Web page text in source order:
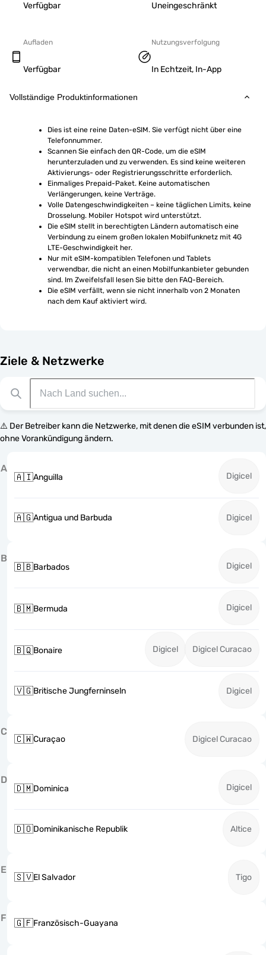
Verfügbar Uneingeschränkt
Aufladen
Verfügbar
Nutzungsverfolgung
In Echtzeit, In-App
Vollständige Produktinformationen
Dies ist eine reine Daten-eSIM. Sie verfügt nicht über eine
Telefonnummer.
Scannen Sie einfach den QR-Code, um die eSIM
herunterzuladen und zu verwenden. Es sind keine weiteren
Aktivierungs- oder Registrierungsschritte erforderlich.
Einmaliges Prepaid-Paket. Keine automatischen
Verlängerungen, keine Verträge.
Volle Datengeschwindigkeiten – keine täglichen Limits, keine
Drosselung. Mobiler Hotspot wird unterstützt.
Die eSIM stellt in berechtigten Ländern automatisch eine
Verbindung zu einem großen lokalen Mobilfunknetz mit 4G
LTE-Geschwindigkeit her.
Nur mit eSIM-kompatiblen Telefonen und Tablets
verwendbar, die nicht an einen Mobilfunkanbieter gebunden
sind. Im Zweifelsfall lesen Sie bitte den FAQ-Bereich.
Die eSIM verfällt, wenn sie nicht innerhalb von 2 Monaten
nach dem Kauf aktiviert wird.
Ziele & Netzwerke
⚠️ Der Betreiber kann die Netzwerke, mit denen die eSIM verbunden ist,
ohne Vorankündigung ändern.
A
🇦🇮Anguilla Digicel
🇦🇬Antigua und Barbuda Digicel
B
🇧🇧Barbados Digicel
🇧🇲Bermuda Digicel
🇧🇶Bonaire Digicel Digicel Curacao
🇻🇬Britische Jungferninseln Digicel
C
🇨🇼Curaçao Digicel Curacao
D
🇩🇲Dominica Digicel
🇩🇴Dominikanische Republik Altice
E
🇸🇻El Salvador Tigo
F 🇬🇫Französisch-Guayana